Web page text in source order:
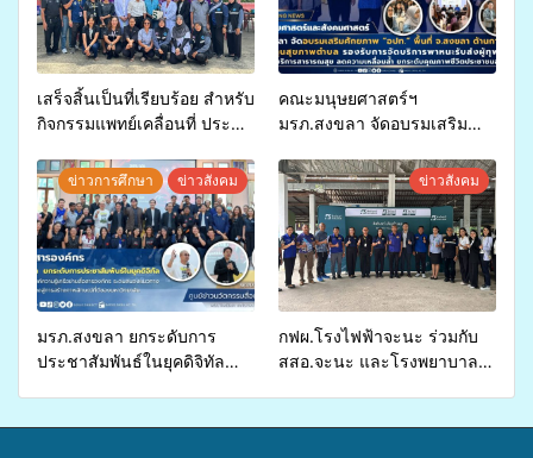
เสร็จสิ้นเป็นที่เรียบร้อย สำหรับ
กิจกรรมแพทย์เคลื่อนที่ ประจำ
สุขภาพแก่ประชาชนในพื้นที่
อำเภอจะนะ
คณะมนุษยศาสตร์ฯ
มรภ.สงขลา จัดอบรมเสริม
จ่ายงบกองทุนสุขภาพตำบล
รองรับการจัดบริการพาหนะรับ
ส่งผู้ทุพพลภาพเพื่อเข้ารับ
บริการสาธารณสุข ลดความ
เหลื่อมล้ำ ยกระดับคุณภาพ
ชีวิตประชาชนอย่างยั่งยืน
ข่าวการศึกษา ข่าวสังคม
มรภ.สงขลา ยกระดับการ
ประชาสัมพันธ์ในยุคดิจิทัล
ข่าวสังคม
กฟผ.โรงไฟฟ้าจะนะ ร่วมกับ
สสอ.จะนะ และโรงพยาบาล